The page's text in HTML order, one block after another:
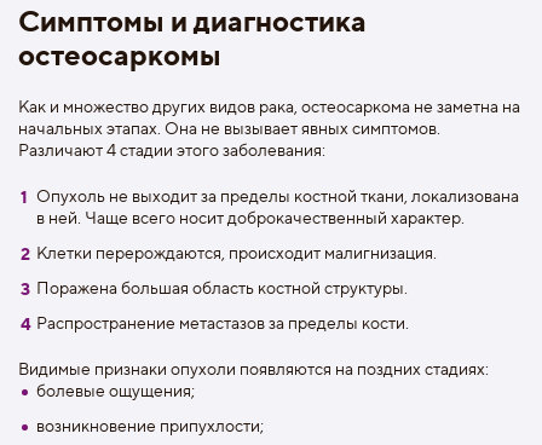
Симптомы и диагностика
остеосаркомы
Как и множество других видов рака, остеосаркома не заметна на
начальных этапах. Она не вызывает явных симптомов.
Различают 4 стадии этого заболевания:
Опухоль не выходит за пределы костной ткани, локализована
в ней. Чаще всего носит доброкачественный характер.
Клетки перерождаются, происходит малигнизация.
Поражена большая область костной структуры.
Распространение метастазов за пределы кости.
Видимые признаки опухоли появляются на поздних стадиях:
болевые ощущения;
возникновение припухлости;